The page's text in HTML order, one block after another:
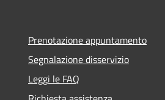
Prenotazione appuntamento
Segnalazione disservizio
Leggi le FAQ